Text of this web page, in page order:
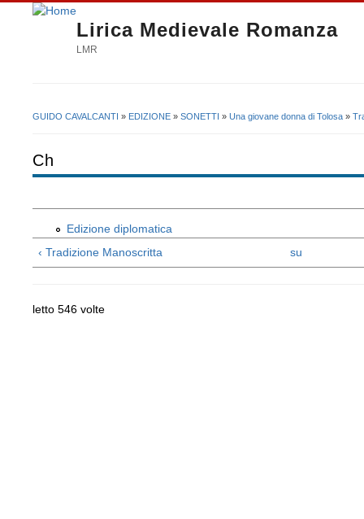
Lirica Medievale Romanza
LMR
GUIDO CAVALCANTI » EDIZIONE » SONETTI » Una giovane donna di Tolosa »
Ch
Edizione diplomatica
‹ Tradizione Manoscritta
su
letto 546 volte